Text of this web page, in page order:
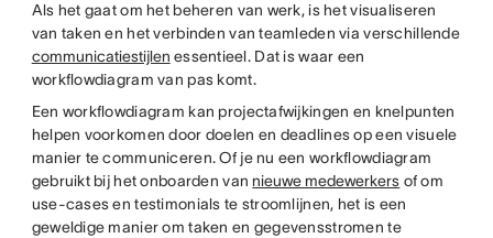
Als het gaat om het beheren van werk, is het visualiseren
van taken en het verbinden van teamleden via verschillende
communicatiestijlen essentieel. Dat is waar een
workflowdiagram van pas komt.
Een workflowdiagram kan projectafwijkingen en knelpunten
helpen voorkomen door doelen en deadlines op een visuele
manier te communiceren. Of je nu een workflowdiagram
gebruikt bij het onboarden van nieuwe medewerkers of om
use-cases en testimonials te stroomlijnen, het is een
geweldige manier om taken en gegevensstromen te